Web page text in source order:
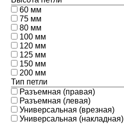
60 мм
75 мм
80 мм
100 мм
120 мм
125 мм
150 мм
200 мм
Тип петли
Разъемная (правая)
Разъемная (левая)
Универсальная (врезная)
Универсальная (накладная)